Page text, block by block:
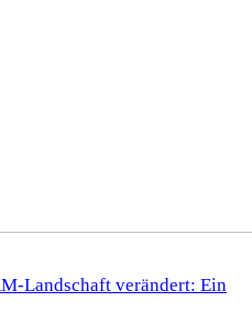
Landschaft verändert: Ein